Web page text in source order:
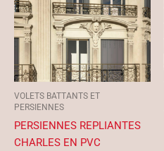
VOLETS BATTANTS ET
PERSIENNES
PERSIENNES REPLIANTES
CHARLES EN PVC